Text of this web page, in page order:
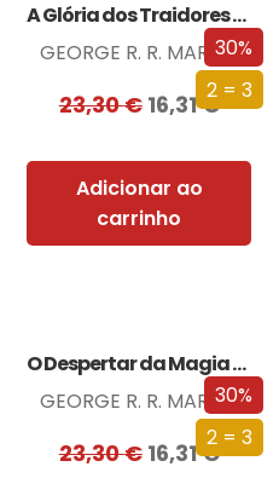
30%
2 = 3
A Glória dos Traidores (Edição especial limitada)
GEORGE R. R. MARTIN
23,30€ 16,31€
Adicionar ao
carrinho
30%
2 = 3
O Despertar da Magia (Edição especial limitada)
GEORGE R. R. MARTIN
23,30€ 16,31€